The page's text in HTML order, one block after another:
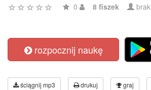
0 8 fiszek brak
rozpocznij naukę
ściągnij mp3 drukuj graj